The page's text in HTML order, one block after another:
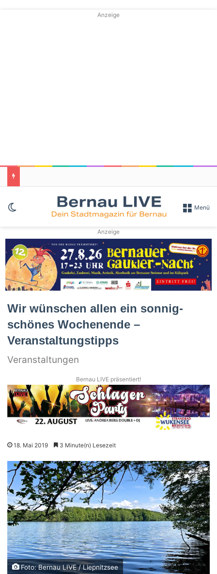
Anzeige
Skin umschalten Menü
Anzeige
Wir wünschen allen ein sonnig-
schönes Wochenende –
Veranstaltungstipps
Veranstaltungen
Bernau LIVE präsentiert!
18. Mai 2019 3 Minute(n) Lesezeit
Foto: Bernau LIVE / Liepnitzsee